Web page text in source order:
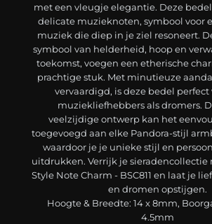
met een vleugje elegantie. Deze
delicate muzieknoten, symbool voor
muziek die diep in je ziel resoneert.
symbool van helderheid, hoop en
toekomst, voegen een etherische
prachtige stuk. Met minutieuze
vervaardigd, is deze bedel perfect
muziekliefhebbers als dromers.
veelzijdige ontwerp kan het
toegevoegd aan elke Pandora-stijl
waardoor je je unieke stijl en
uitdrukken. Verrijk je sieradencollectie
Style Note Charm - BSC811 en laat je
en dromen opstijgen.
Hoogte & Breedte: 14 x 8mm,
4.5mm